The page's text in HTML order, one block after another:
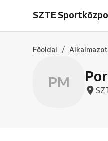
SZTE
Főoldal /
PM